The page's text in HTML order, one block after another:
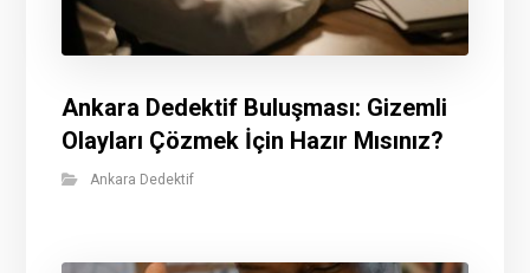
Ankara Dedektif Buluşması: Gizemli
Olayları Çözmek İçin Hazır Mısınız?
Ankara Dedektif